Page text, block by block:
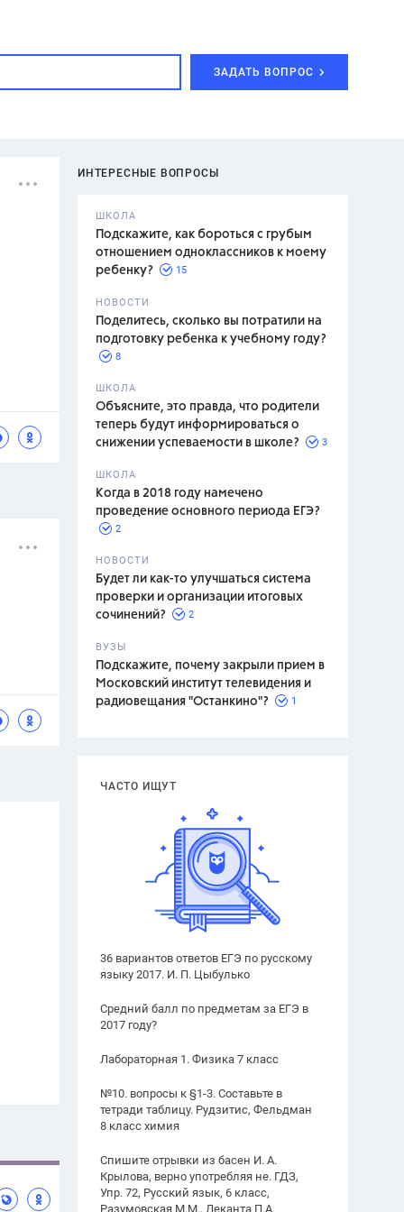
ЗАДАТЬ ВОПРОС
ИНТЕРЕСНЫЕ ВОПРОСЫ
ШКОЛА
Подскажите, как бороться с грубым
отношением одноклассников к моему
ребенку?
15
НОВОСТИ
Поделитесь, сколько вы потратили на
подготовку ребенка к учебному году?
8
ШКОЛА
Объясните, это правда, что родители
теперь будут информироваться о
снижении успеваемости в школе?
3
ШКОЛА
Когда в 2018 году намечено
проведение основного периода ЕГЭ?
2
НОВОСТИ
Будет ли как-то улучшаться система
проверки и организации итоговых
сочинений?
2
ВУЗЫ
Подскажите, почему закрыли прием в
Московский институт телевидения и
радиовещания "Останкино"?
1
ЧАСТО ИЩУТ
36 вариантов ответов ЕГЭ по русскому
языку 2017. И. П. Цыбулько
Средний балл по предметам за ЕГЭ в
2017 году?
Лабораторная 1. Физика 7 класс
№10. вопросы к §1-3. Составьте в
тетради таблицу. Рудзитис, Фельдман
8 класс химия
Спишите отрывки из басен И. А.
Крылова, верно употребляя не. ГДЗ,
Упр. 72, Русский язык, 6 класс,
Разумовская М.М., Леканта П.А.